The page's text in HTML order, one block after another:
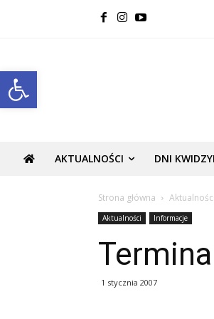
Open toolbar
AKTUALNOŚCI DNI
Strona główna Aktualności
Aktualności Informacje
1 stycznia 2007